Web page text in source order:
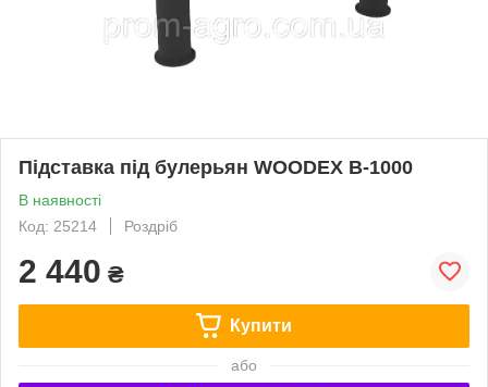
Підставка під булерьян WOODEX B-1000
В наявності
Код: 25214
Роздріб
2 440 ₴
Купити
або